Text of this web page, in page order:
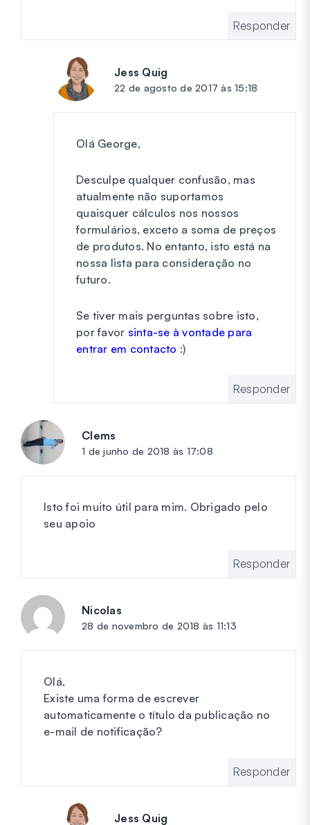
Responder
Jess Quig
22 de agosto de 2017 às 15:18
Olá George,
Desculpe qualquer confusão, mas
atualmente não suportamos
quaisquer cálculos nos nossos
formulários, exceto a soma de preços
de produtos. No entanto, isto está na
nossa lista para consideração no
futuro.
Se tiver mais perguntas sobre isto,
por favor sinta-se à vontade para
entrar em contacto :)
Responder
Clems
1 de junho de 2018 às 17:08
Isto foi muito útil para mim. Obrigado pelo
seu apoio
Responder
Nicolas
28 de novembro de 2018 às 11:13
Olá,
Existe uma forma de escrever
automaticamente o título da publicação no
e-mail de notificação?
Responder
Jess Quig